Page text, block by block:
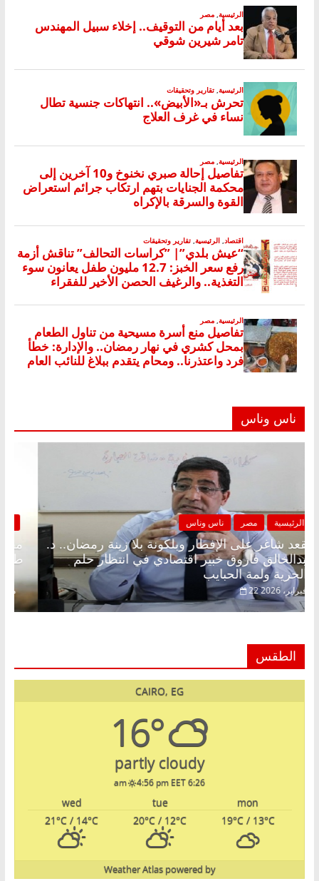
ناس وناس
الرئيسية مصر ناس وناس
مقعد شاغر على الإفطار وبلكونة بلا زينة رمضان.. د.
عبدالخالق فاروق خبير اقتصادي في انتظار حلم
الحرية ولمة الحبايب
22 فبراير، 2026
الطقس
CAIRO, EG
16°
partly cloudy
6:26 am
4:56 pm EET
mon
tue
wed
19°C/ 13°C
20°C / 12°C
21°C / 14°C
powered by
Weather Atlas